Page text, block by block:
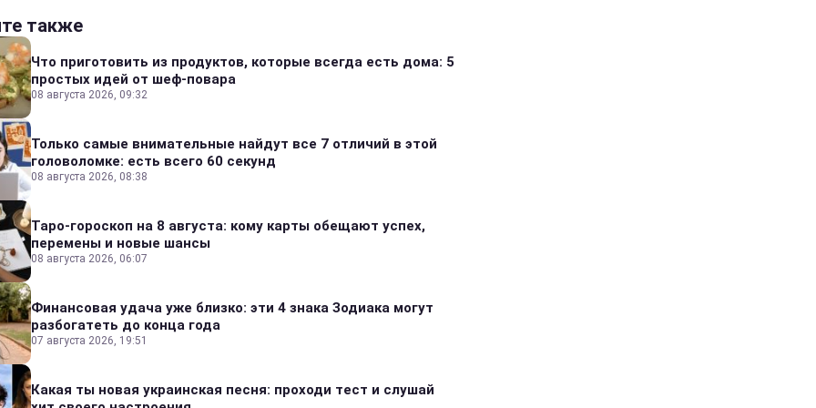
также
Что приготовить из продуктов, которые всегда есть дома: 5
простых идей от шеф-повара
08 августа 2026, 09:32
Только самые внимательные найдут все 7 отличий в этой
головоломке: есть всего 60 секунд
08 августа 2026, 08:38
Таро-гороскоп на 8 августа: кому карты обещают успех,
перемены и новые шансы
08 августа 2026, 06:07
Финансовая удача уже близко: эти 4 знака Зодиака могут
разбогатеть до конца года
07 августа 2026, 19:51
Какая ты новая украинская песня: проходи тест и слушай